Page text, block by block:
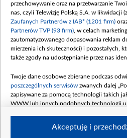
Dofinansowanie 48 862
Data podpisania umowy:
(wpłata grudzień 60,548
Dofinansowanie 900 000
Data podpisania umowy:
kwiecień 180 mln, 7 maja
czerwca 90 mln)
Dofinansowanie 250 000
4 sierpnia 250 mln
przechowywanie oraz na przetwarzanie
nas, czyli Telewizję Polską S.A. w likwidacji
Zaufanych Partnerów z IAB* (1201 firm)
Partnerów TVP (93 firm) , w celach
zautomatyzowanego dopasowania reklam
mierzenia ich skuteczności) i pozostałych,
także zgody na udostępnianie przez nas
Twoje dane osobowe zbierane podczas
poszczególnych serwisów zwanych dalej
zapisywane za pomocą technologii takich
WWW lub innych podobnych technologii
Akceptuję i